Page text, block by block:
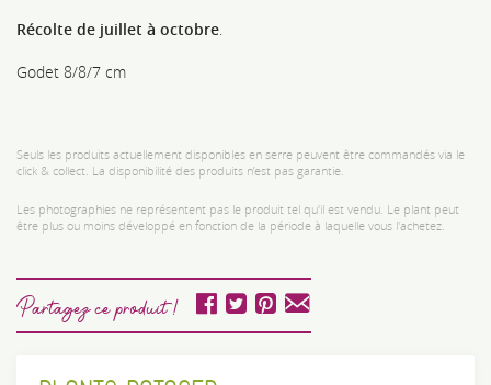
Récolte de juillet à octobre
Godet 8/8/7 cm
Seuls les produits actuellement disponibles en serre peuvent être commandés via le
click & collect. La disponibilité des produits n’est pas garantie.
Les photographies ne représentent pas le produit tel qu'il est vendu. Le plant peut
être plus ou moins développé en fonction de la période à laquelle vous l'achetez.
Partagez ce produit !